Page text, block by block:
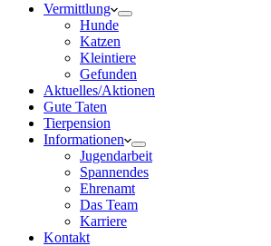
Vermittlung
Hunde
Katzen
Kleintiere
Gefunden
Aktuelles/Aktionen
Gute Taten
Tierpension
Informationen
Jugendarbeit
Spannendes
Ehrenamt
Das Team
Karriere
Kontakt